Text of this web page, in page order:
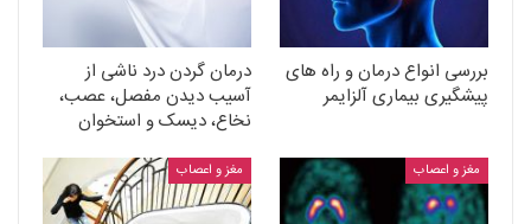
بررسی انواع درمان و راه های
پیشگیری بیماری آلزایمر
درمان گردن درد ناشی از
آسیب دیدن مفصل، عصب،
نخاع، دیسک و استخوان
مغز و اعصاب مغز و اعصاب